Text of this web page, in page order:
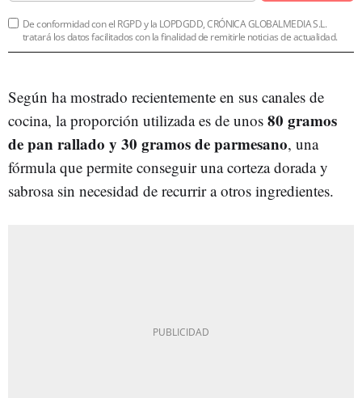
De conformidad con el RGPD y la LOPDGDD, CRÓNICA GLOBALMEDIA S.L.
tratará los datos facilitados con la finalidad de remitirle noticias de actualidad.
Según ha mostrado recientemente en sus canales de
cocina, la proporción utilizada es de unos 80 gramos
de pan rallado y 30 gramos de parmesano, una
fórmula que permite conseguir una corteza dorada y
sabrosa sin necesidad de recurrir a otros ingredientes.